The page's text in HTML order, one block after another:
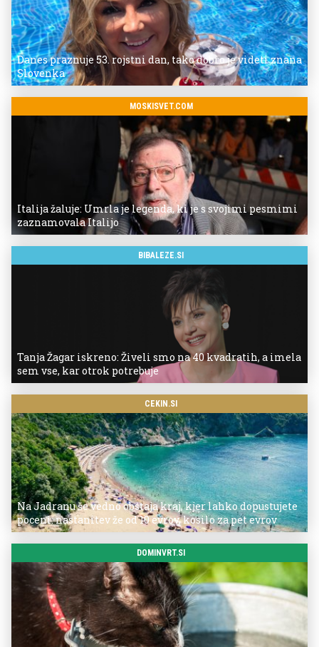
Danes praznuje 53. rojstni dan, tako dobro je videti znana
Slovenka
MOSKISVET.COM
Italija žaluje: Umrla je legenda, ki je s svojimi pesmimi
zaznamovala Italijo
BIBALEZE.SI
Tanja Žagar iskreno: Živeli smo na 40 kvadratih, a imela
sem vse, kar otrok potrebuje
CEKIN.SI
Na Jadranu še vedno obstaja kraj, kjer lahko dopustujete
poceni: nastanitev že od 10 evrov, kosilo za pet evrov
DOMINVRT.SI